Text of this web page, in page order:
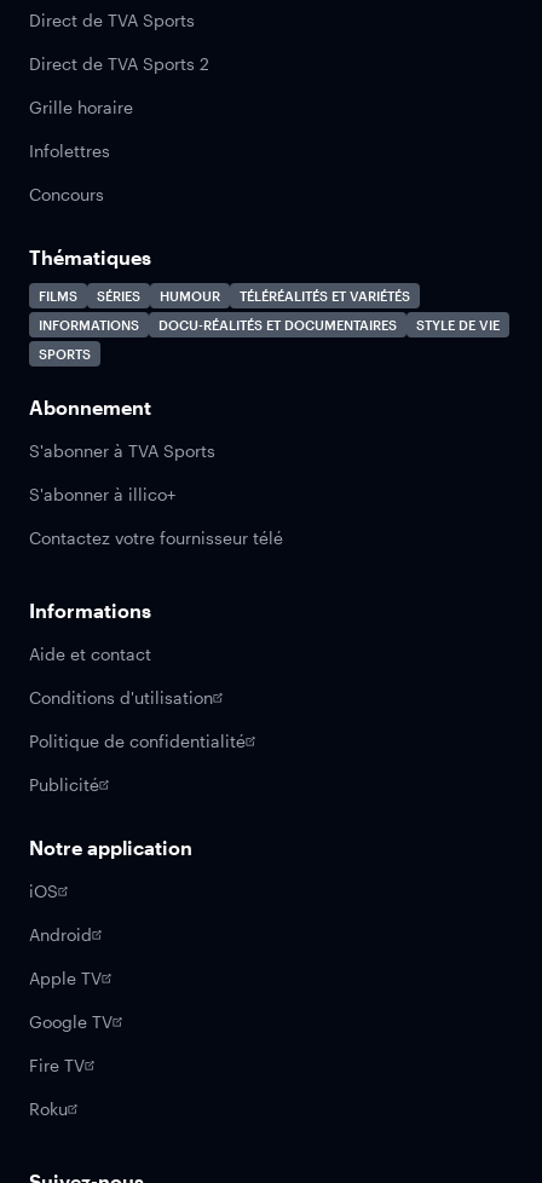
Direct de TVA Sports
Direct de TVA Sports 2
Grille horaire
Infolettres
Concours
Thématiques
FILMS SÉRIES HUMOUR
TÉLÉRÉALITÉS ET VARIÉTÉS
INFORMATIONS
DOCU-RÉALITÉS ET DOCUMENTAIRES
STYLE DE VIE
SPORTS
Abonnement
S'abonner à TVA Sports
S'abonner à illico+
Contactez votre fournisseur télé
Informations
Aide et contact
Conditions d'utilisation
Politique de confidentialité
Publicité
Notre application
iOS
Android
Apple TV
Google TV
Fire TV
Roku